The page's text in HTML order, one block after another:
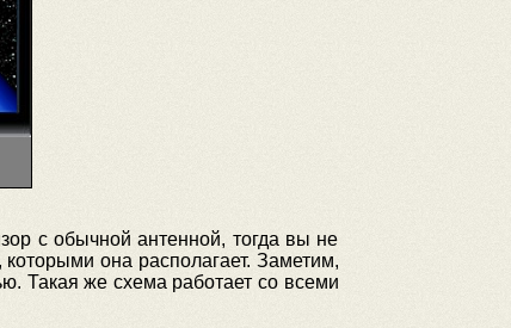
с обычной антенной, тогда вы не
она располагает. Заметим,
Такая же схема работает со всеми